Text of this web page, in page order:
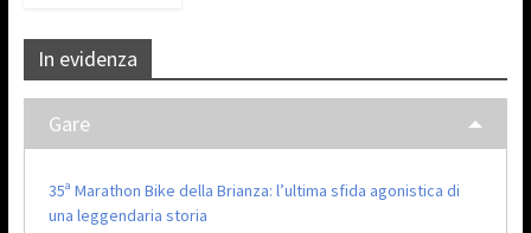
In evidenza
Gare
35ª Marathon Bike della Brianza: l’ultima sfida agonistica di
una leggendaria storia